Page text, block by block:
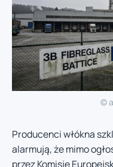
©
Producenci włókna
alarmują, że mimo
przez Komisję